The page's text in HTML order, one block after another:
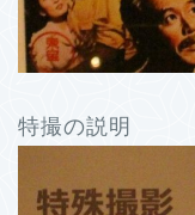
特撮の説明